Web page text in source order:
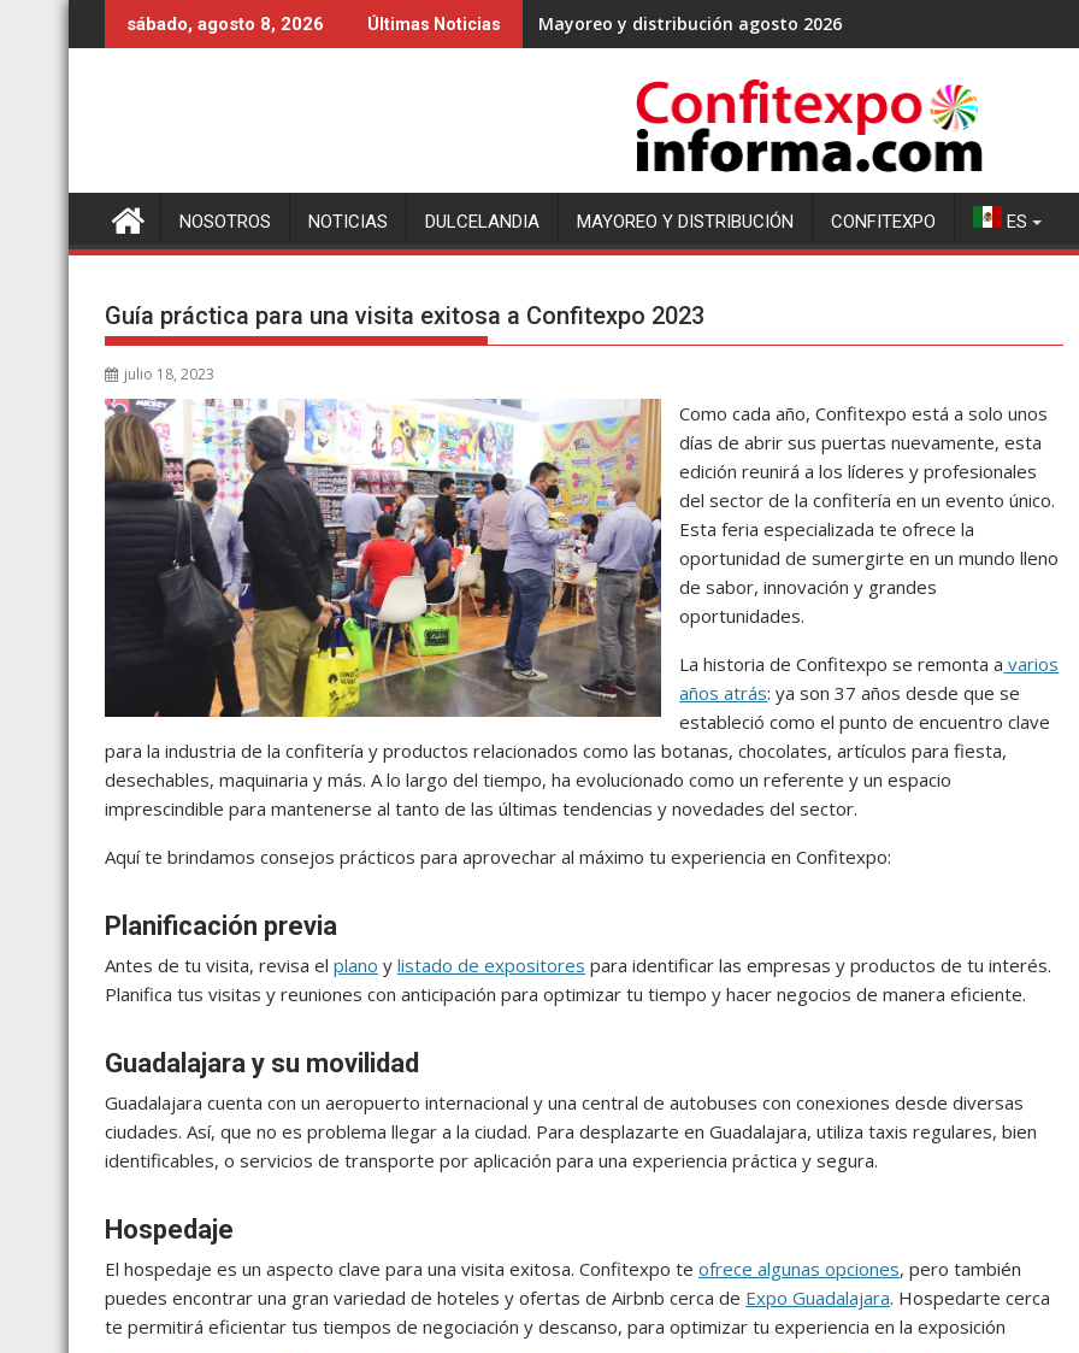
al
sábado, agosto 8, 2026 Últimas Noticias Mayoreo y distribución agosto 2026
NOSOTROS NOTICIAS DULCELANDIA MAYOREO Y DISTRIBUCIÓN CONFITEXPO ES
Guía práctica para una visita exitosa a Confitexpo 2023
julio 18, 2023
Como cada año, Confitexpo está a solo unos
días de abrir sus puertas nuevamente, esta
edición reunirá a los líderes y profesionales
del sector de la confitería en un evento único.
Esta feria especializada te ofrece la
oportunidad de sumergirte en un mundo lleno
de sabor, innovación y grandes
oportunidades.
La historia de Confitexpo se remonta a varios
años atrás: ya son 37 años desde que se
estableció como el punto de encuentro clave
para la industria de la confitería y productos relacionados como las botanas, chocolates, artículos para fiesta,
desechables, maquinaria y más. A lo largo del tiempo, ha evolucionado como un referente y un espacio
imprescindible para mantenerse al tanto de las últimas tendencias y novedades del sector.
Aquí te brindamos consejos prácticos para aprovechar al máximo tu experiencia en Confitexpo:
Planificación previa
Antes de tu visita, revisa el plano y listado de expositores para identificar las empresas y productos de tu interés.
Planifica tus visitas y reuniones con anticipación para optimizar tu tiempo y hacer negocios de manera eficiente.
Guadalajara y su movilidad
Guadalajara cuenta con un aeropuerto internacional y una central de autobuses con conexiones desde diversas
ciudades. Así, que no es problema llegar a la ciudad. Para desplazarte en Guadalajara, utiliza taxis regulares, bien
identificables, o servicios de transporte por aplicación para una experiencia práctica y segura.
Hospedaje
El hospedaje es un aspecto clave para una visita exitosa. Confitexpo te ofrece algunas opciones, pero también
puedes encontrar una gran variedad de hoteles y ofertas de Airbnb cerca de Expo Guadalajara. Hospedarte cerca
te permitirá eficientar tus tiempos de negociación y descanso, para optimizar tu experiencia en la exposición